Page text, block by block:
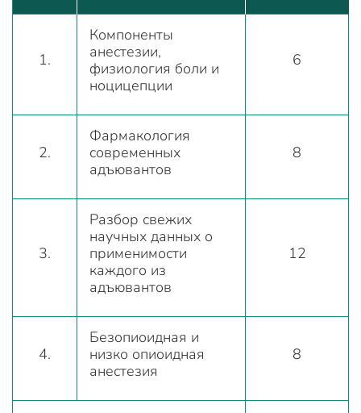
1.
Компоненты
анестезии,
физиология боли и
ноцицепции
6
2.
Фармакология
современных
адъювантов
8
3.
Разбор свежих
научных данных о
применимости
каждого из
адъювантов
12
4.
Безопиоидная и
низко опиоидная
анестезия
8